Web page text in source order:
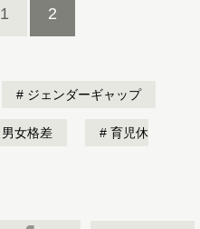
1 2
ジェンダーギャップ
男女格差 育児休